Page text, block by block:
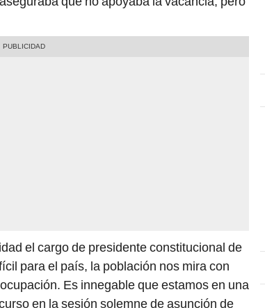
el cargo de presidente constitucional de
para el país, la población nos mira con
Es innegable que estamos en una
en la sesión solemne de asunción de